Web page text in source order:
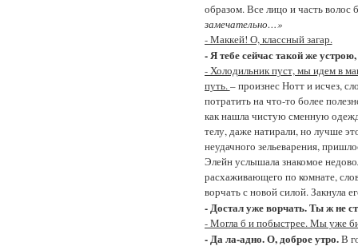
образом. Все лицо и часть волос
замечательно…»
- Маккей! О, классный загар.
- Я тебе сейчас такой же
- Холодильник пуст, мы идем в
путь.– произнес Нотт и исчез,
потратить на что-то более
как нашла чистую сменную
телу, даже натирали, но лучше
неудачного зельеварения,
Элейн услышала знакомое
расхаживающего по комнате,
ворчать с новой силой. Закнула
- Достал уже ворчать. Ты ж не
- Могла б и побыстрее. Мы уже
- Да ла-адно. О, доброе утро.В